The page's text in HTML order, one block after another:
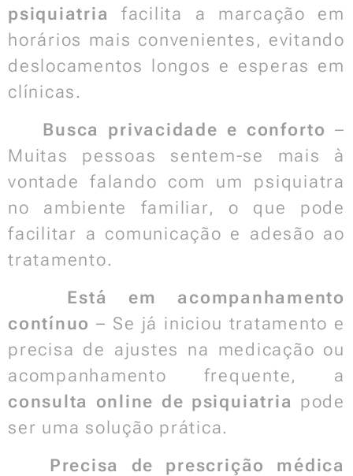
psiquiatria facilita a marcação em
horários mais convenientes, evitando
deslocamentos longos e esperas em
clínicas.
Busca privacidade e conforto –
Muitas pessoas sentem-se mais à
vontade falando com um psiquiatra
no ambiente familiar, o que pode
facilitar a comunicação e adesão ao
tratamento.
Está em acompanhamento
contínuo – Se já iniciou tratamento e
precisa de ajustes na medicação ou
acompanhamento frequente, a
consulta online de psiquiatria pode
ser uma solução prática.
Precisa de prescrição médica